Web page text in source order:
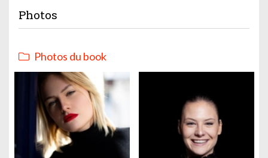
Photos
Photos du book